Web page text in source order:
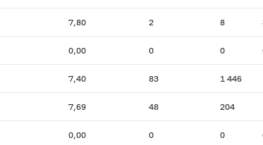
7,80 2 8
0,00 0 0
7,40 83 1 446
7,69 48 204
0,00 0 0